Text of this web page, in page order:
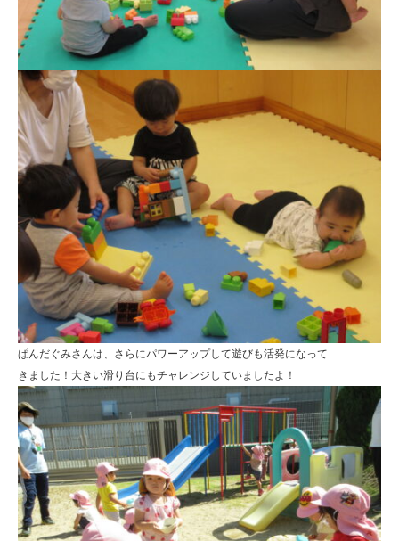
善
学
園
幼
保
連
携
型
認
こ
ど
も
園
ひ
ら
り
す
ぱんだぐみさんは、さらにパワーアップして遊びも活発になって
きました！大きい滑り台にもチャレンジしていましたよ！